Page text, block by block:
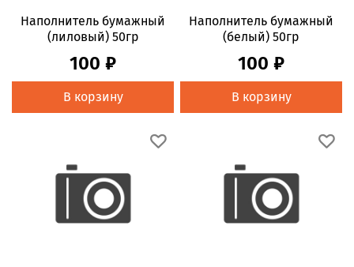
Наполнитель бумажный
(лиловый) 50гр
100 ₽
В корзину
Наполнитель бумажный
(белый) 50гр
100 ₽
В корзину